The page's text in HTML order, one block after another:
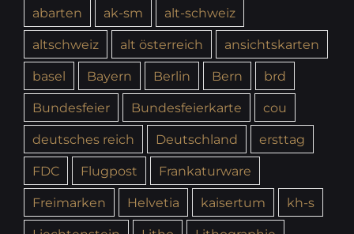
abarten ak-sm
alt-schweiz
altschweiz
alt österreich
ansichtskarten
basel
Bayern Berlin Bern
brd
Bundesfeier
Bundesfeierkarte
cou
deutsches reich
Deutschland
ersttag
FDC
Flugpost
Frankaturware
Freimarken
Helvetia kaisertum
kh-s